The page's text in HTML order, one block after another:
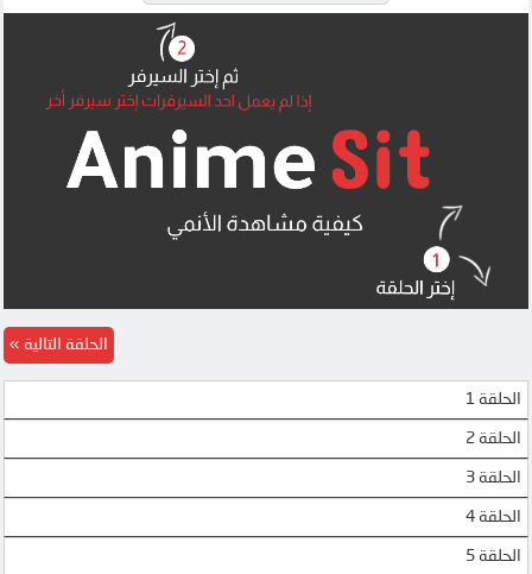
الحلقة 1
الحلقة 2
الحلقة 3
الحلقة 4
الحلقة 5
الحلقة التالية